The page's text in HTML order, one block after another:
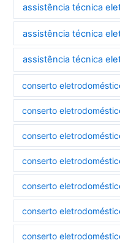
assistência técnica
assistência técnica
assistência técnica
conserto
conserto
conserto
conserto
conserto
conserto
conserto